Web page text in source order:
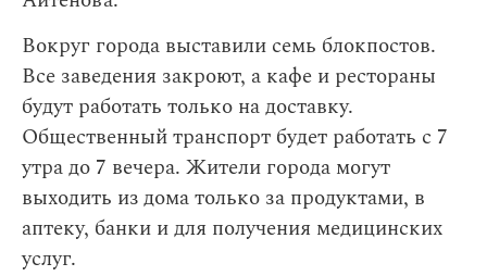
Вокруг города выставили семь блокпостов.
Все заведения закроют, а кафе и рестораны
будут работать только на доставку.
Общественный транспорт будет работать с 7
утра до 7 вечера. Жители города могут
выходить из дома только за продуктами, в
аптеку, банки и для получения медицинских
услуг.